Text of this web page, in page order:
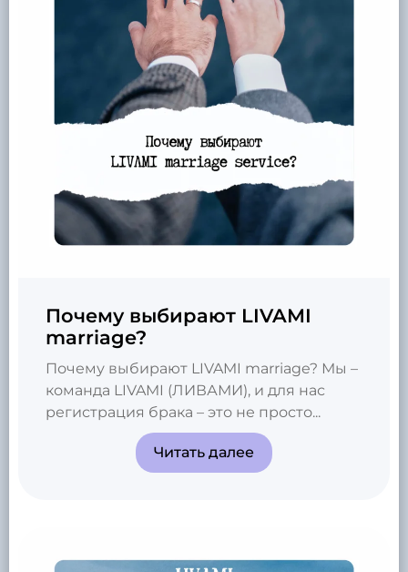
Почему выбирают LIVAMI
marriage?
Почему выбирают LIVAMI marriage? Мы –
команда LIVAMI (ЛИВАМИ), и для нас
регистрация брака – это не просто...
Читать далее